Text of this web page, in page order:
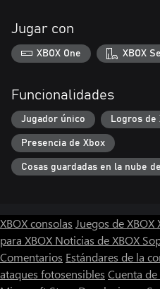
Jugar con
XBOX One XBOX
Funcionalidades
Jugador único Logros de
Presencia de Xbox
Cosas guardadas en la nube
XBOX consolas Juegos de XBOX
para XBOX Noticias de XBOX
Comentarios Estándares de la
ataques fotosensibles Cuenta